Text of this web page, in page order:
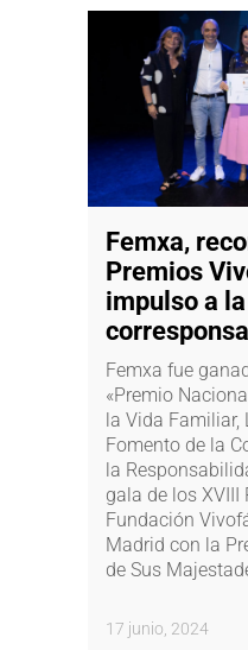
Femxa,
Premios
impulso a
Femxa fue
«Premio
la Vida Familiar,
Fomento de la
la
gala de los XVIII
Fundación
Madrid con la
de Sus
17 junio, 2024